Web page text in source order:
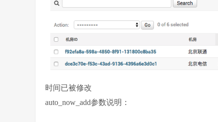
时间已被修改
auto_now_add参数说明：